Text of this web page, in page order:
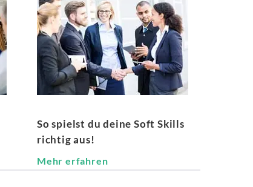
So spielst du deine Soft Skills
richtig aus!
Mehr erfahren